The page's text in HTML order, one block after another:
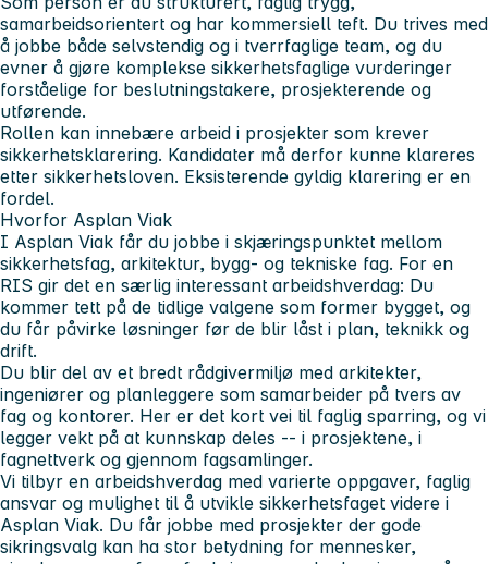
samarbeidsorientert og har kommersiell teft. Du trives med
å jobbe både selvstendig og i tverrfaglige team, og du
evner å gjøre komplekse sikkerhetsfaglige vurderinger
forståelige for beslutningstakere, prosjekterende og
utførende.
Rollen kan innebære arbeid i prosjekter som krever
sikkerhetsklarering. Kandidater må derfor kunne klareres
etter sikkerhetsloven. Eksisterende gyldig klarering er en
fordel.
Hvorfor Asplan Viak
I Asplan Viak får du jobbe i skjæringspunktet mellom
sikkerhetsfag, arkitektur, bygg- og tekniske fag. For en
RIS gir det en særlig interessant arbeidshverdag: Du
kommer tett på de tidlige valgene som former bygget, og
du får påvirke løsninger før de blir låst i plan, teknikk og
drift.
Du blir del av et bredt rådgivermiljø med arkitekter,
ingeniører og planleggere som samarbeider på tvers av
fag og kontorer. Her er det kort vei til faglig sparring, og vi
legger vekt på at kunnskap deles -- i prosjektene, i
fagnettverk og gjennom fagsamlinger.
Vi tilbyr en arbeidshverdag med varierte oppgaver, faglig
ansvar og mulighet til å utvikle sikkerhetsfaget videre i
Asplan Viak. Du får jobbe med prosjekter der gode
sikringsvalg kan ha stor betydning for mennesker,